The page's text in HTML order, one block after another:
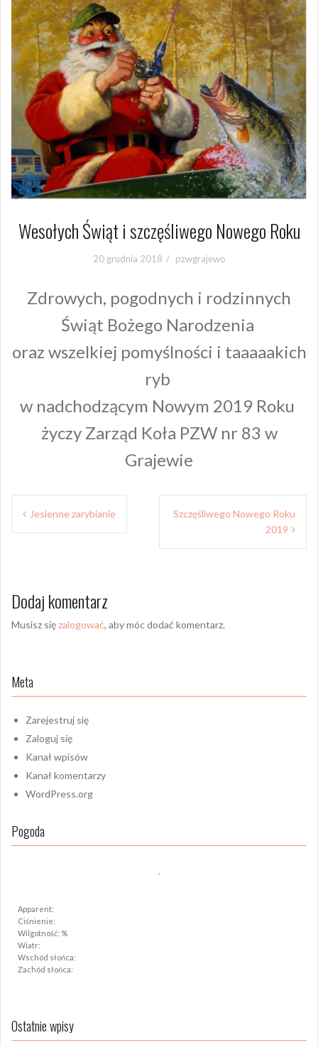
Wesołych Świąt i szczęśliwego Nowego Roku
20 grudnia 2018 pzwgrajewo
Zdrowych, pogodnych i rodzinnych
Świąt Bożego Narodzenia
oraz wszelkiej pomyślności i taaaaakich
ryb
w nadchodzącym Nowym 2019 Roku
życzy Zarząd Koła PZW nr 83 w
Grajewie
Nawigacja
Jesienne zarybianie
Szczęśliwego Nowego Roku
2019
Dodaj komentarz
Musisz sięzalogować, aby móc dodać komentarz.
Meta
Zarejestruj się
Zaloguj się
Kanał wpisów
Kanał komentarzy
WordPress.org
Pogoda
Apparent:
Ciśnienie:
Wilgotność: %
Wiatr:
Wschód słońca:
Zachód słońca:
Ostatnie wpisy